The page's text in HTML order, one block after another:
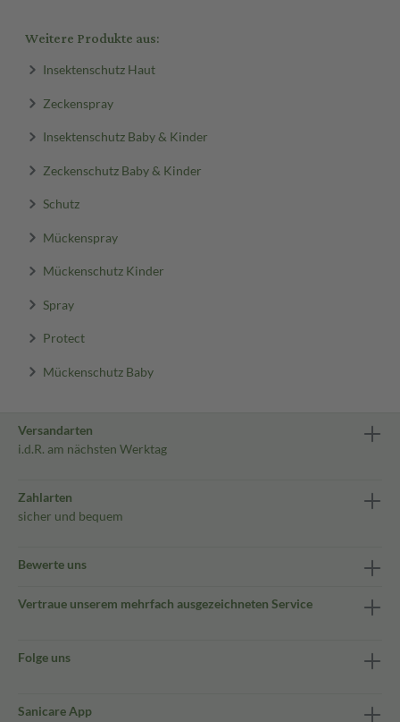
Weitere Produkte aus:
Insektenschutz Haut
Zeckenspray
Insektenschutz Baby & Kinder
Zeckenschutz Baby & Kinder
Schutz
Mückenspray
Mückenschutz Kinder
Spray
Protect
Mückenschutz Baby
Versandarten
i.d.R. am nächsten Werktag
Zahlarten
sicher und bequem
Bewerte uns
Vertraue unserem mehrfach ausgezeichneten Service
Folge uns
Sanicare App